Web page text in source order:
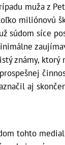
muža z
miliónovú
súdom síce
známy,
aj
tohto